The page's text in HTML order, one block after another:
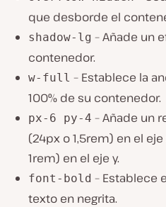
que desborde el
shadow-lg – Añade un
contenedor.
w-full – Establece la
100% de su contenedor.
px-6 py-4 – Añade un
(24px o 1,5rem) en el
1rem) en el eje y.
font-bold – Establece
texto en negrita.